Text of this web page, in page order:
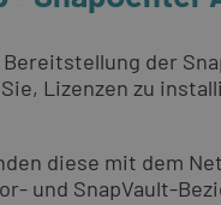
der
Lizenzen zu
diese mit dem
und SnapVault-